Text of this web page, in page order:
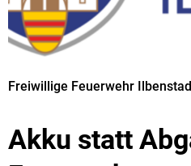
Akku statt
Freiwillige Feuerwehr